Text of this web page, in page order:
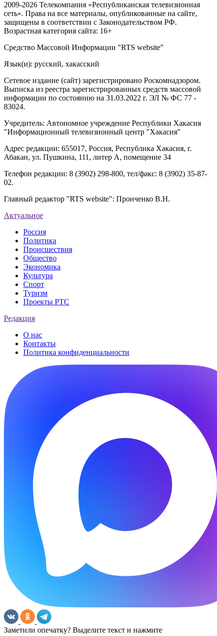
2009-2026 Телекомпания «Республиканская телевизионная
сеть». Права на все материалы, опубликованные на сайте,
защищены в соответствии с Законодательством РФ.
Возрастная категория сайта: 16+
Средство Массовой Информации "RTS website"
Язык(и): русский, хакасский
Сетевое издание (сайт) зарегистрировано Роскомнадзором.
Выписка из реестра зарегистрированных средств массовой
информации по состоянию на 31.03.2022 г. ЭЛ № ФС 77 -
83024.
Учредитель: Автономное учреждение Республики Хакасия
"Информационный телевизионный центр "Хакасия"
Адрес редакции: 655017, Россия, Республика Хакасия, г.
Абакан, ул. Пушкина, 111, литер А, помещение 34
Телефон редакции: 8 (3902) 298-800, тел/факс: 8 (3902) 35-87-
02.
Главный редактор "RTS website": Пронченко В.Н.
Актуальное
Россия
Политика
Происшествия
Общество
Экономика
Культура
Спорт
Туризм
Проекты РТС
Редакция
О нас
Контакты
Политика конфиденциальности
Заметили опечатку? Выделите текст и нажмите